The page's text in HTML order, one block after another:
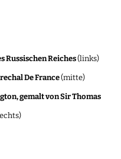
Russischen Reiches(links)
De France(mitte)
gemalt von Sir Thomas